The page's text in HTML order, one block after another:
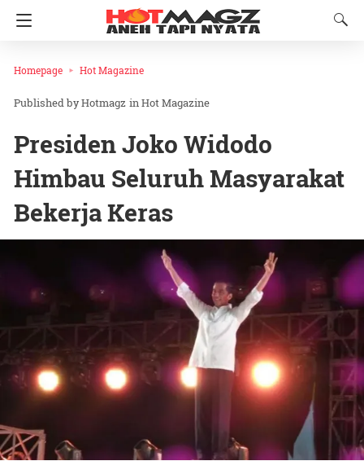
Homepage Hot Magazine
Hotmagz inHot Magazine
Presiden Joko Widodo
Himbau Seluruh Masyarakat
Bekerja Keras